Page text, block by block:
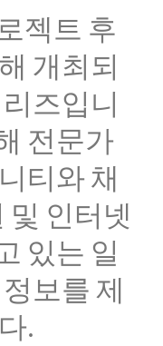
젝트 후
개최되
즈입니
전문가
티와 채
및 인터넷
있는 일
보를 제
.